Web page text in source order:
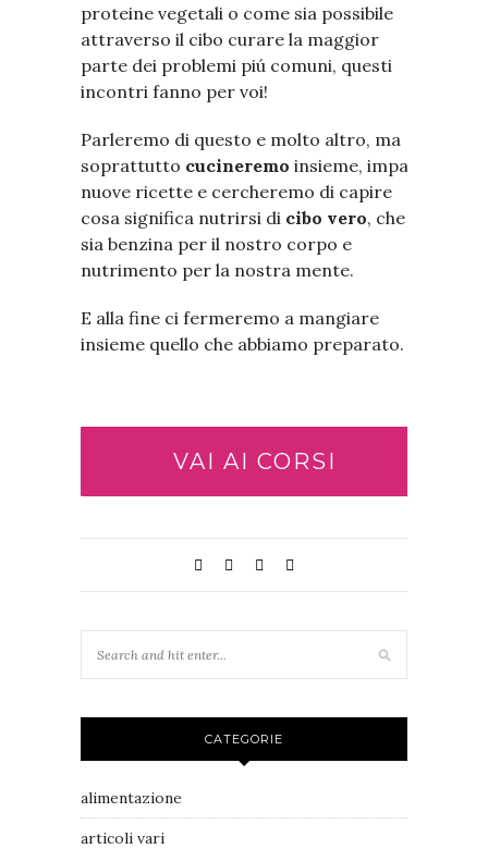
proteine vegetali o come sia possibile
attraverso il cibo curare la maggior
parte dei problemi piú comuni, questi
incontri fanno per voi!
Parleremo di questo e molto altro, ma
soprattutto cucineremo insieme, impareremo
nuove ricette e cercheremo di capire
cosa significa nutrirsi di cibo vero, che
sia benzina per il nostro corpo e
nutrimento per la nostra mente.
E alla fine ci fermeremo a mangiare
insieme quello che abbiamo preparato.
VAI AI CORSI
CATEGORIE
alimentazione
articoli vari